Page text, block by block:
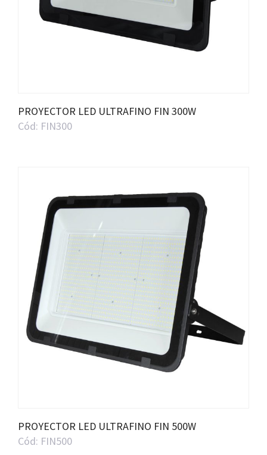
PROYECTOR LED ULTRAFINO FIN 300W
Cód: FIN300
PROYECTOR LED ULTRAFINO FIN 500W
Cód: FIN500